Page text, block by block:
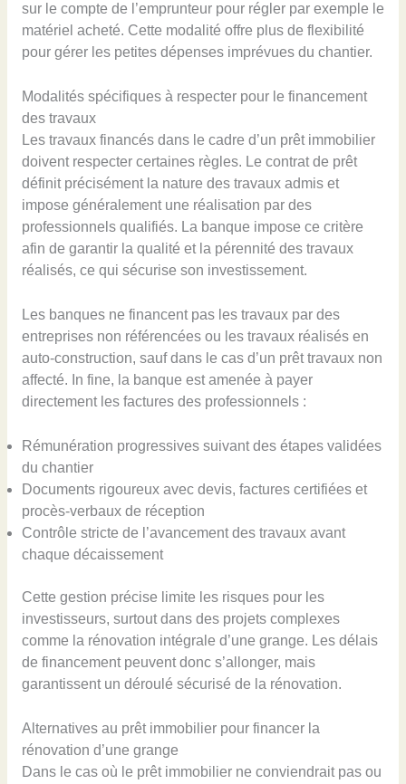
sur le compte de l’emprunteur pour régler par exemple le
matériel acheté. Cette modalité offre plus de flexibilité
pour gérer les petites dépenses imprévues du chantier.
Modalités spécifiques à respecter pour le financement
des travaux
Les travaux financés dans le cadre d’un prêt immobilier
doivent respecter certaines règles. Le contrat de prêt
définit précisément la nature des travaux admis et
impose généralement une réalisation par des
professionnels qualifiés. La banque impose ce critère
afin de garantir la qualité et la pérennité des travaux
réalisés, ce qui sécurise son investissement.
Les banques ne financent pas les travaux par des
entreprises non référencées ou les travaux réalisés en
auto-construction, sauf dans le cas d’un prêt travaux non
affecté. In fine, la banque est amenée à payer
directement les factures des professionnels :
Rémunération progressives suivant des étapes validées
du chantier
Documents rigoureux avec devis, factures certifiées et
procès-verbaux de réception
Contrôle stricte de l’avancement des travaux avant
chaque décaissement
Cette gestion précise limite les risques pour les
investisseurs, surtout dans des projets complexes
comme la rénovation intégrale d’une grange. Les délais
de financement peuvent donc s’allonger, mais
garantissent un déroulé sécurisé de la rénovation.
Alternatives au prêt immobilier pour financer la
rénovation d’une grange
Dans le cas où le prêt immobilier ne conviendrait pas ou